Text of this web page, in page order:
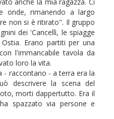
onde, rimanendo a largo
non si è ritirato". Il gruppo
dei 'Cancellì, le spiagge
Erano partiti per una
l'immancabile tavola da
loro la vita.
- raccontano - a terra era la
descrivere la scena del
morti dappertutto. Era il
spazzato via persone e